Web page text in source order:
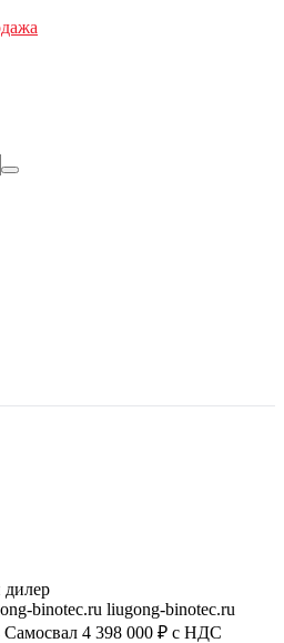
binotec.ru liugong-binotec.ru
Самосвал 4 398 000 ₽ с НДС